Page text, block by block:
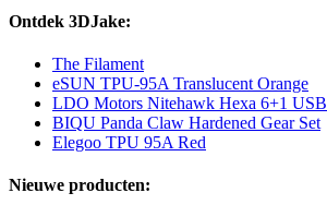
Ontdek 3DJake:
The Filament
eSUN TPU-95A Translucent Orange
LDO Motors Nitehawk Hexa 6+1
BIQU Panda Claw Hardened Gear Set
Elegoo TPU 95A Red
Nieuwe producten: